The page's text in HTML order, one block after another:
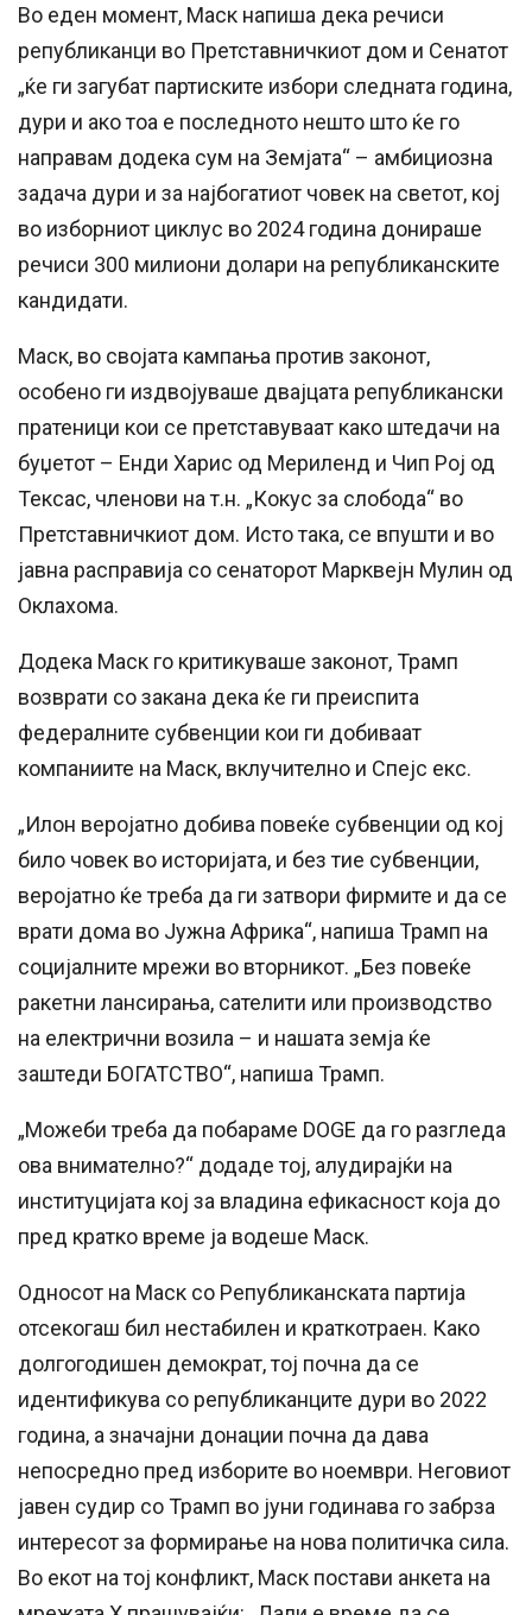
Во еден момент, Маск напиша дека речиси
републиканци во Претставничкиот дом и Сенатот
„ќе ги загубат партиските избори следната година,
дури и ако тоа е последното нешто што ќе го
направам додека сум на Земјата“ – амбициозна
задача дури и за најбогатиот човек на светот, кој
во изборниот циклус во 2024 година донираше
речиси 300 милиони долари на републиканските
кандидати.
Маск, во својата кампања против законот,
особено ги издвојуваше двајцата републикански
пратеници кои се претставуваат како штедачи на
буџетот – Енди Харис од Мериленд и Чип Рој од
Тексас, членови на т.н. „Кокус за слобода“ во
Претставничкиот дом. Исто така, се впушти и во
јавна расправија со сенаторот Марквејн Мулин од
Оклахома.
Додека Маск го критикуваше законот, Трамп
возврати со закана дека ќе ги преиспита
федералните субвенции кои ги добиваат
компаниите на Маск, вклучително и Спејс екс.
„Илон веројатно добива повеќе субвенции од кој
било човек во историјата, и без тие субвенции,
веројатно ќе треба да ги затвори фирмите и да се
врати дома во Јужна Африка“, напиша Трамп на
социјалните мрежи во вторникот. „Без повеќе
ракетни лансирања, сателити или производство
на електрични возила – и нашата земја ќе
заштеди БОГАТСТВО“, напиша Трамп.
„Можеби треба да побараме DOGE да го разгледа
ова внимателно?“ додаде тој, алудирајќи на
институцијата кој за владина ефикасност која до
пред кратко време ја водеше Маск.
Односот на Маск со Републиканската партија
отсекогаш бил нестабилен и краткотраен. Како
долгогодишен демократ, тој почна да се
идентификува со републиканците дури во 2022
година, а значајни донации почна да дава
непосредно пред изборите во ноември. Неговиот
јавен судир со Трамп во јуни годинава го забрза
интересот за формирање на нова политичка сила.
Во екот на тој конфликт, Маск постави анкета на